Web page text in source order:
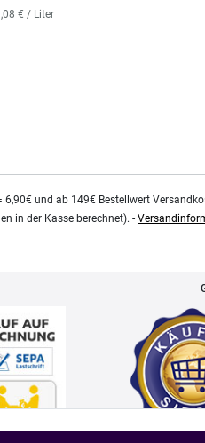
€ / Liter
und ab 149€ Bestellwert
in der Kasse berechnet). -